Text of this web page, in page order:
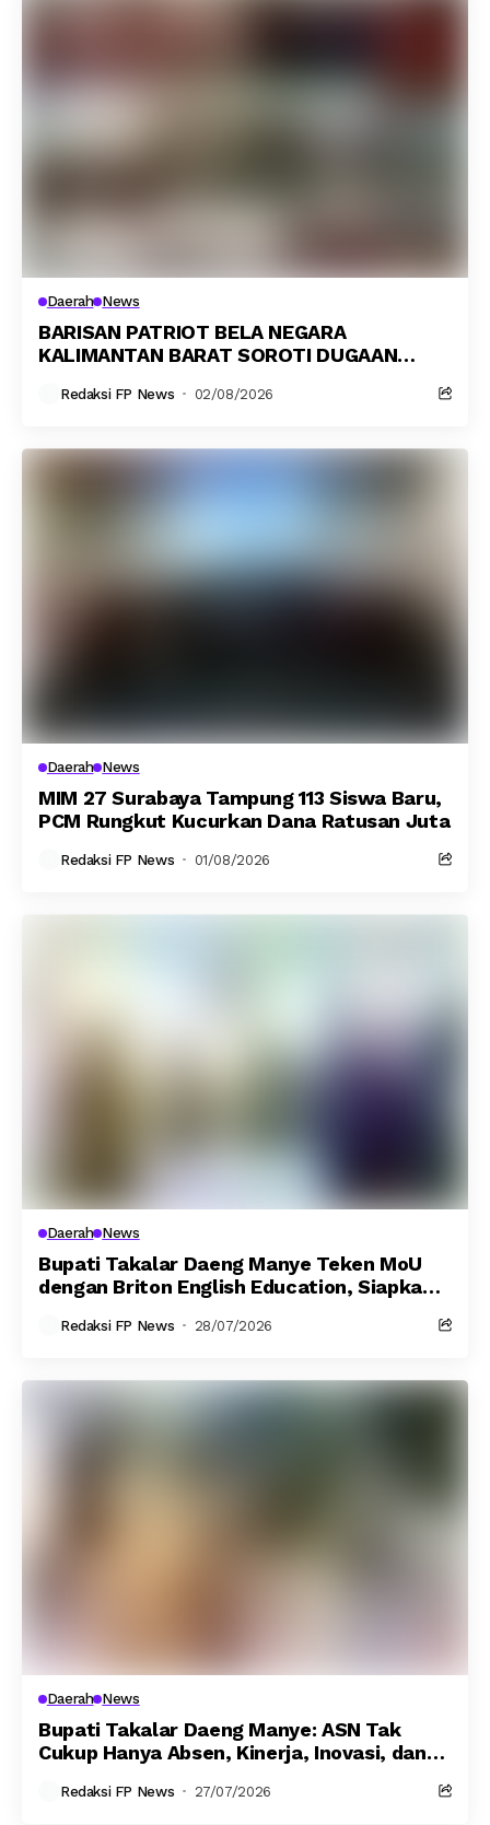
Daerah News
BARISAN PATRIOT BELA NEGARA
KALIMANTAN BARAT SOROTI DUGAAN
UJIAN AKUNTABILITAS APBD DAN
Redaksi FP News 02/08/2026
Daerah News
MIM 27 Surabaya Tampung 113 Siswa Baru,
PCM Rungkut Kucurkan Dana Ratusan Juta
Redaksi FP News 01/08/2026
Daerah News
Bupati Takalar Daeng Manye Teken MoU
dengan Briton English Education, Siapkan
Redaksi FP News 28/07/2026
Daerah News
Bupati Takalar Daeng Manye: ASN Tak
Cukup Hanya Absen, Kinerja, Inovasi, dan
Redaksi FP News 27/07/2026